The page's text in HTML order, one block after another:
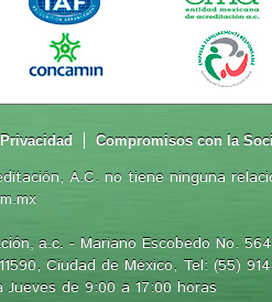
Compromisos con la
A.C. no tiene ninguna
a.c. - Mariano Escobedo No.
Ciudad de México, Tel: (55)
de 9:00 a 17:00 horas